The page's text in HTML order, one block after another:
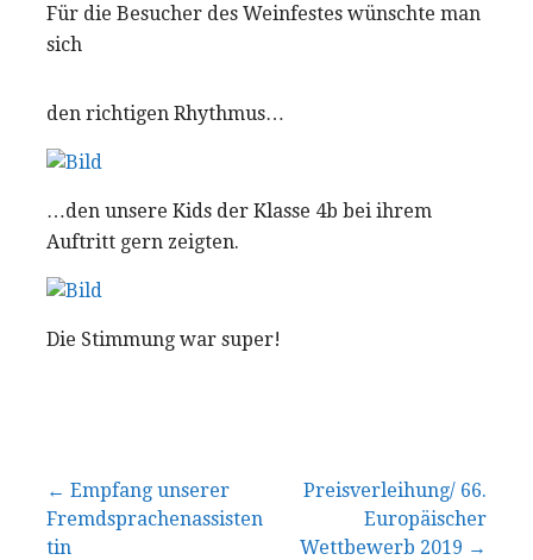
Für die Besucher des Weinfestes wünschte man
sich
den richtigen Rhythmus…
…den unsere Kids der Klasse 4b bei ihrem
Auftritt gern zeigten.
Die Stimmung war super!
Beitragsnavigation
← Empfang unserer
Fremdsprachenassisten
tin
Preisverleihung/ 66.
Europäischer
Wettbewerb 2019 →